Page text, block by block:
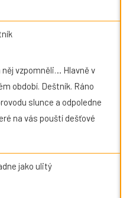
vzpomněli… Hlavně v
období. Deštník. Ráno
slunce a odpoledne
na vás pouští dešťové
jako ulitý